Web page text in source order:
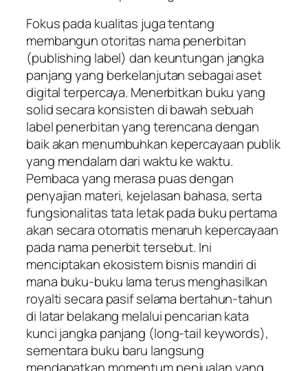
Fokus pada kualitas juga tentang
membangun otoritas nama penerbitan
(publishing label) dan keuntungan jangka
panjang yang berkelanjutan sebagai aset
digital terpercaya. Menerbitkan buku yang
solid secara konsisten di bawah sebuah
label penerbitan yang terencana dengan
baik akan menumbuhkan kepercayaan publik
yang mendalam dari waktu ke waktu.
Pembaca yang merasa puas dengan
penyajian materi, kejelasan bahasa, serta
fungsionalitas tata letak pada buku pertama
akan secara otomatis menaruh kepercayaan
pada nama penerbit tersebut. Ini
menciptakan ekosistem bisnis mandiri di
mana buku-buku lama terus menghasilkan
royalti secara pasif selama bertahun-tahun
di latar belakang melalui pencarian kata
kunci jangka panjang (long-tail keywords),
sementara buku baru langsung